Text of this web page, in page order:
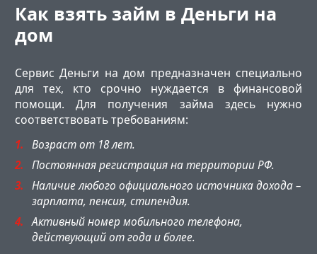
Как взять займ в Деньги на
дом
Сервис Деньги на дом предназначен специально
для тех, кто срочно нуждается в финансовой
помощи. Для получения займа здесь нужно
соответствовать требованиям:
Возраст от 18 лет.
Постоянная регистрация на территории РФ.
Наличие любого официального источника дохода –
зарплата, пенсия, стипендия.
Активный номер мобильного телефона,
действующий от года и более.